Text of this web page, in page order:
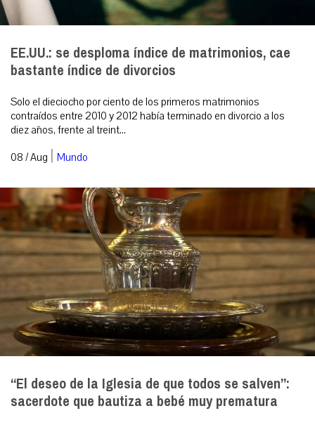
EE.UU.: se desploma índice de matrimonios, cae
bastante índice de divorcios
Solo el dieciocho por ciento de los primeros matrimonios
contraídos entre 2010 y 2012 había terminado en divorcio a los
diez años, frente al treint...
08 / Aug | Mundo
“El deseo de la Iglesia de que todos se salven”:
sacerdote que bautiza a bebé muy prematura